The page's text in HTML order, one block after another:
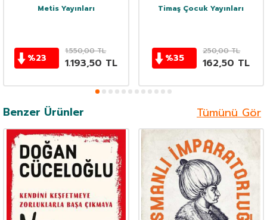
Metis Yayınları
%23
1.550,00TL
1.193,50 TL
Timaş Çocuk Yayınları
%35
250,00TL
162,50 TL
Benzer Ürünler Tümünü Gör